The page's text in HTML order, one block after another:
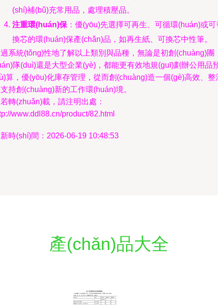
(shí)補(bǔ)充常用品，處理積壓品。
注重環(huán)保 ：優(yōu)先選擇可再生、可循環(huán)或可
換芯的環(huán)保產(chǎn)品，如再生紙、可換芯中性筆。
系統(tǒng)性地了解以上類別與品種，無論是初創(chuàng)團
隊(duì)還是大型企業(yè)，都能更有效地規(guī)劃辦公用品
算，優(yōu)化庫存管理，從而創(chuàng)造一個(gè)高效、整
持創(chuàng)新的工作環(huán)境。
轉(zhuǎn)載，請注明出處：
www.ddl88.cn/product/82.html
時(shí)間：2026-06-19 10:48:53
產(chǎn)品大全